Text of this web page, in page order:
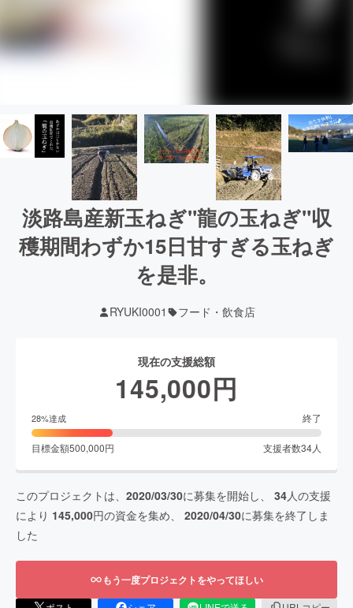
淡路島産新玉ねぎ"龍の玉ねぎ"収
穫期間わずか15日甘すぎる玉ねぎ
を是非。
RYUKI0001 フード・飲食店
現在の支援総額
145,000円
28%達成 終了
目標金額500,000円 支援者数34人
このプロジェクトは、 2020/03/30に募集を開始し、 34人の支援
により 145,000円の資金を集め、 2020/04/30に募集を終了しま
した
もう一度プロジェクトをやってほしい